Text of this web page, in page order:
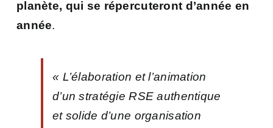
planète, qui se répercuteront d’année en
année.
« L’élaboration et l’animation
d’un stratégie RSE authentique
et solide d’une organisation